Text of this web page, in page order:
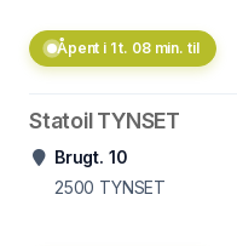
Åpent i 1 t. 08 min. til
Statoil TYNSET
Brugt. 10
2500 TYNSET